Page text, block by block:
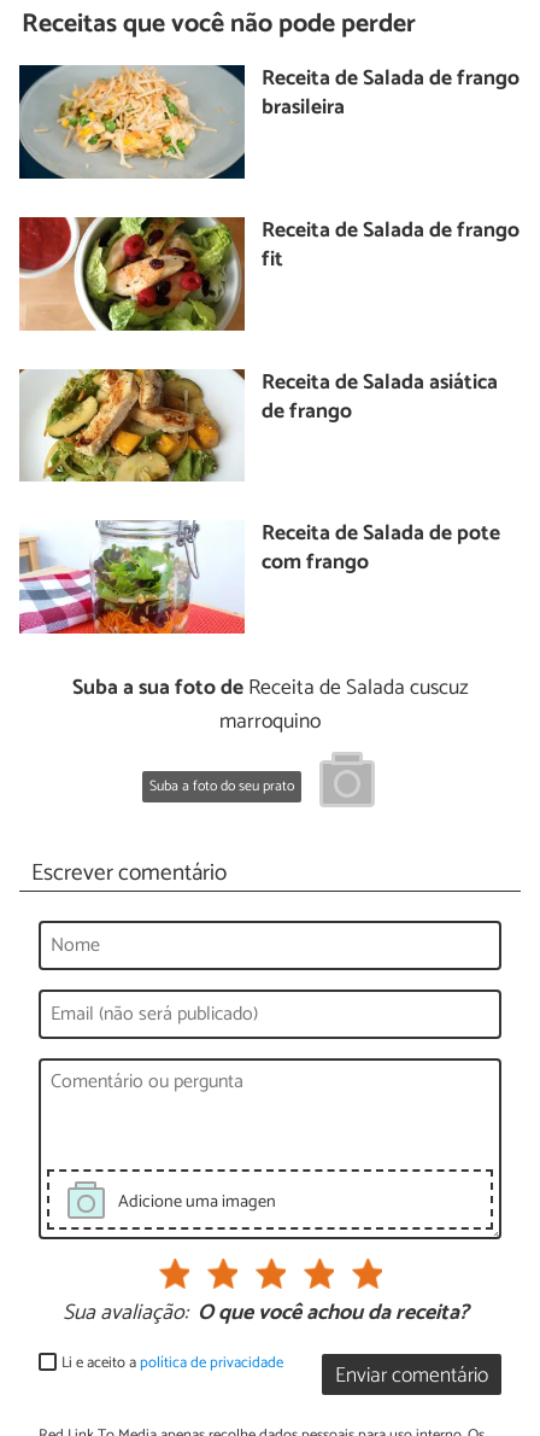
Receitas que você não pode perder
Receita de Salada de frango
brasileira
Receita de Salada de frango
fit
Receita de Salada asiática
de frango
Receita de Salada de pote
com frango
Suba a sua foto deReceita de Salada cuscuz
marroquino
Suba a foto do seu prato
Escrever comentário
Adicione uma imagen
Sua avaliação: O que você achou da receita?
Enviar comentário
Li e aceito apolítica de privacidade